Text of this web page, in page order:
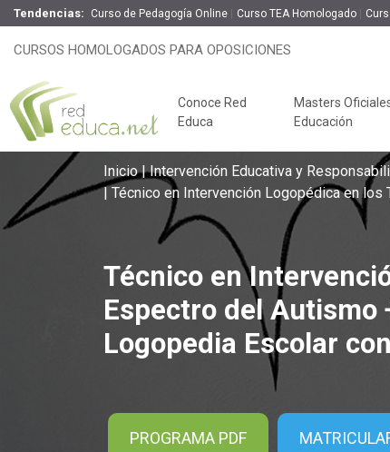
Tendencias: Curso de Pedagogía Online Curso TEA Homologado
CURSOS HOMOLOGADOS PARA OPOSICIONES
Conoce Red
Educa
Masters
Educación
Claves del éxito
Oposiciones de
educación
Técnico en Intervención
Titulación Universitaria de
Inicio
Intervención Educativa y
Técnico en Intervención Logopédica en
Técnico en
Espectro del
Logopedia Escolar
PROGRAMA PDF